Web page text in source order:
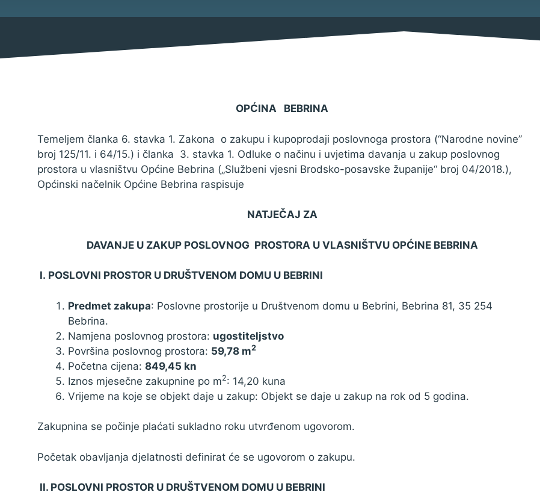
Savjet mladih Općine Bebrina
Imovina
Službene obavijesti
Natječaji za udruge
Pravo na pristup informacijama
OPĆINA BEBRINA
Temeljem članka 6. stavka 1. Zakona o zakupu i kupoprodaji poslovnoga prostora (“Narodne novine”
broj 125/11. i 64/15.) i članka 3. stavka 1. Odluke o načinu i uvjetima davanja u zakup poslovnog
prostora u vlasništvu Općine Bebrina („Službeni vjesni Brodsko-posavske županije“ broj 04/2018.),
Općinski načelnik Općine Bebrina raspisuje
NATJEČAJ ZA
DAVANJE U ZAKUP POSLOVNOG PROSTORA U VLASNIŠTVU OPĆINE BEBRINA
I. POSLOVNI PROSTOR U DRUŠTVENOM DOMU U BEBRINI
Predmet zakupa: Poslovne prostorije u Društvenom domu u Bebrini, Bebrina 81, 35 254
Bebrina.
Namjena poslovnog prostora: ugostiteljstvo
Površina poslovnog prostora: 59,78 m2
Početna cijena: 849,45 kn
Iznos mjesečne zakupnine po m2: 14,20 kuna
Vrijeme na koje se objekt daje u zakup: Objekt se daje u zakup na rok od 5 godina.
Zakupnina se počinje plaćati sukladno roku utvrđenom ugovorom.
Početak obavljanja djelatnosti definirat će se ugovorom o zakupu.
II. POSLOVNI PROSTOR U DRUŠTVENOM DOMU U BEBRINI